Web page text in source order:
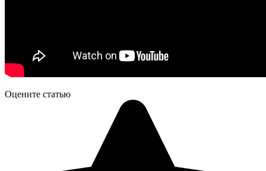
Оцените статью